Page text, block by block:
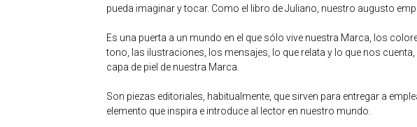
pueda imaginar y tocar. Como el libro de Juliano, nuestro augusto
Es una puerta a un mundo en el que sólo vive nuestra Marca, los
tono, las ilustraciones, los mensajes, lo que relata y lo que nos
capa de piel de nuestra Marca.
Son piezas editoriales, habitualmente, que sirven para entregar a
elemento que inspira e introduce al lector en nuestro mundo.